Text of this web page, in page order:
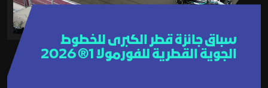
سباق جائزة قطر الكبرى للخطوط
الجوية القطرية للفورمولا 1® 2026